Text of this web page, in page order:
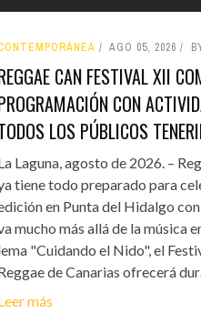
AGO 05, 2026
CAN FESTIVAL XII
CON
LOS PÚBLICOS
Laguna, agosto de 2026. –
tiene todo preparado para
en Punta del Hidalgo
mucho más allá de la música
"Cuidando el Nido", el
de Canarias ofrecerá
más